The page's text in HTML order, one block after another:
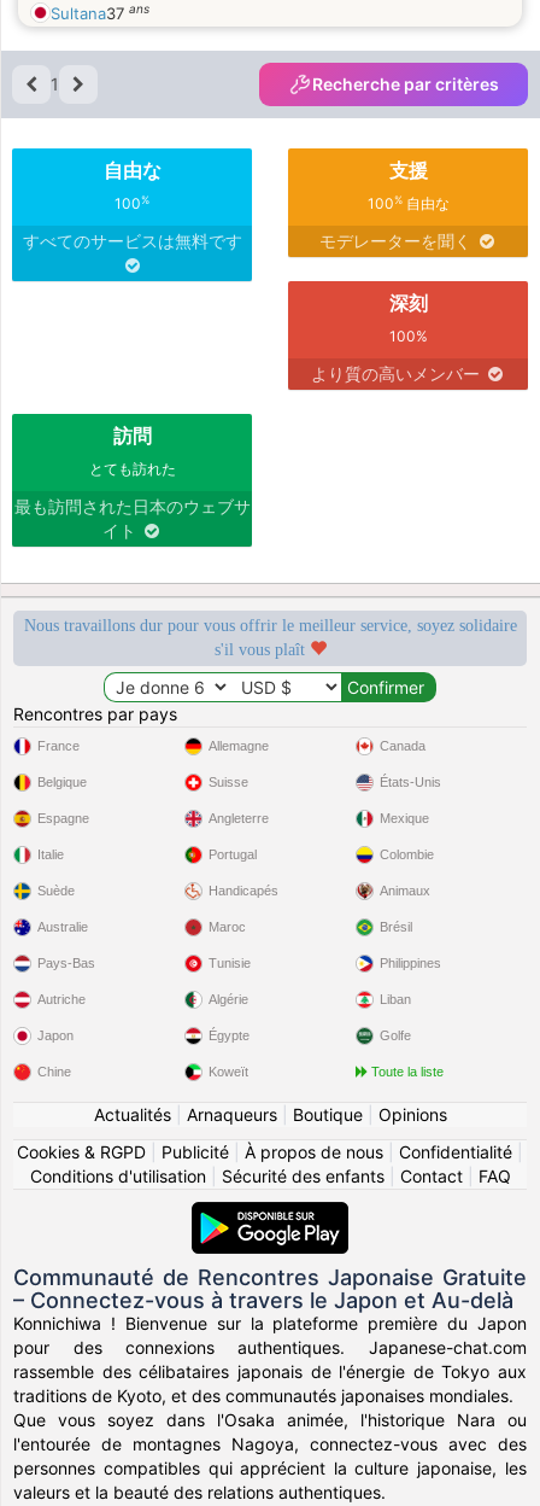
Sultana37 ans
1 Recherche par critères
自由な
100%
すべてのサービスは無料です
支援
100%自由な
モデレーターを聞く
深刻
100%
より質の高いメンバー
訪問
とても訪れた
最も訪問された日本のウェブサ
イト
Nous travaillons dur pour vous offrir le meilleur service, soyez solidaire
s'il vous plaît
Rencontres par pays
France
Belgique
Espagne
Italie
Suède
Allemagne
Suisse
Angleterre
Portugal
Handicapés
Canada
États-Unis
Mexique
Colombie
Animaux
Australie
Pays-Bas
Autriche
Japon
Chine
Maroc
Tunisie
Algérie
Égypte
Koweït
Brésil
Philippines
Liban
Golfe
Toute la liste
Actualités| Arnaqueurs| Boutique| Opinions
Cookies & RGPD
Publicité À propos de nous Confidentialité
Conditions d'utilisation| Sécurité des enfants| Contact| FAQ
Communauté de Rencontres Japonaise Gratuite
– Connectez-vous à travers le Japon et Au-delà
Konnichiwa ! Bienvenue sur la plateforme première du Japon
pour des connexions authentiques. Japanese-chat.com
rassemble des célibataires japonais de l'énergie de Tokyo aux
traditions de Kyoto, et des communautés japonaises mondiales.
Que vous soyez dans l'Osaka animée, l'historique Nara ou
l'entourée de montagnes Nagoya, connectez-vous avec des
personnes compatibles qui apprécient la culture japonaise, les
valeurs et la beauté des relations authentiques.